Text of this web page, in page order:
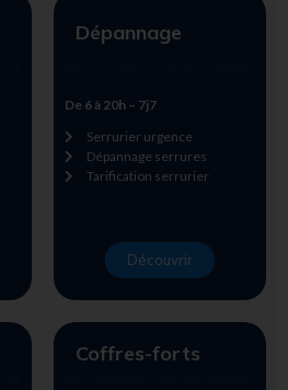
Dépannage
De 6 à 20h – 7j7
Serrurier urgence
Dépannage serrures
Tarification serrurier
Découvrir
Coffres-forts